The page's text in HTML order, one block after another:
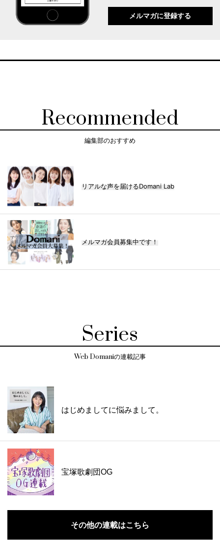
メルマガに登録する
Recommended
編集部のおすすめ
リアルな声を届けるDomani Lab
メルマガ会員募集中です！
Series
Web Domaniの連載記事
はじめましてに悩みまして。
宝塚歌劇団OG
その他の連載はこちら